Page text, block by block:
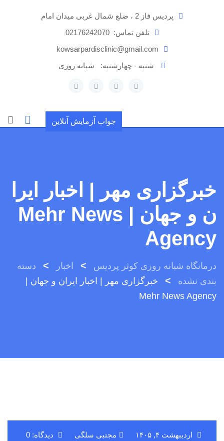
پردیس فاز 2 ، ضلع شمال غربی میدان امام
تلفن تماس:02176242070
kowsarpardisclinic@gmail.com
شنبه - چهارشنبه:
شبانه روزی
جواب آزمایش آنلاین
خبرگزاری مهر | اخبار ایرا
ن و جهان | Mehr News
Agency
درمانگاه شبانه روزی کوثر پردیس > اخبار >
دسته
بندی نشده
>
خبرگزاری مهر | اخبار ایران و جهان |
Mehr News Agency
اردیبهشت ۴, ۱۴۰۵ مجتبی سلگی
دیدگاه: 0